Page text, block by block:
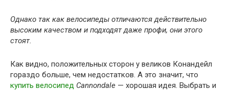
Однако так как велосипеды отличаются действительно
высоким качеством и подходят даже профи, они этого
стоят.
Как видно, положительных сторон у великов Конандейл
гораздо больше, чем недостатков. А это значит, что
купить велосипед Cannondale — хорошая идея. Выбрать и